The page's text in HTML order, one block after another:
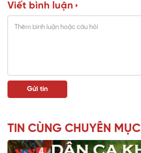
Viết bình luận
TIN CÙNG CHUYÊN MỤC